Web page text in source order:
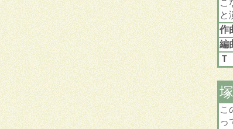
こ
と
作
編
Ｔ
こ
っ